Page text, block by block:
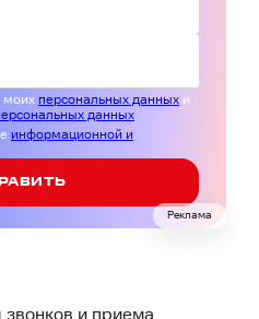
моих персональных данных и
данных
информационной и
Реклама